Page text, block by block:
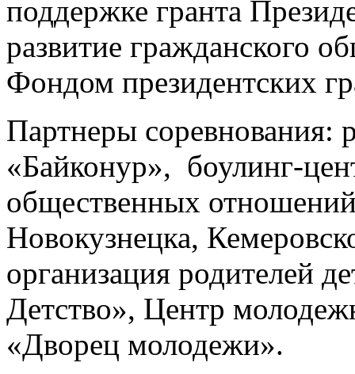
поддержке гранта
развитие гражданского
Фондом президентских
Партнеры соревнования:
«Байконур», боулинг-
общественных
Новокузнецка,
организация родителей
Детство», Центр
«Дворец молодежи».